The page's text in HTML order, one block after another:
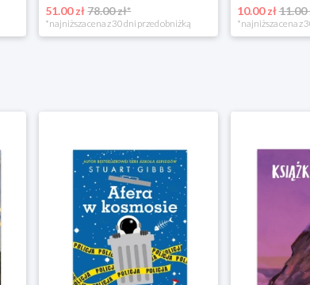
51.00 zł78.00 zł*
*najniższa cena z 30 dni przed obniżką
10.00 zł11.00
*najniższa cena z